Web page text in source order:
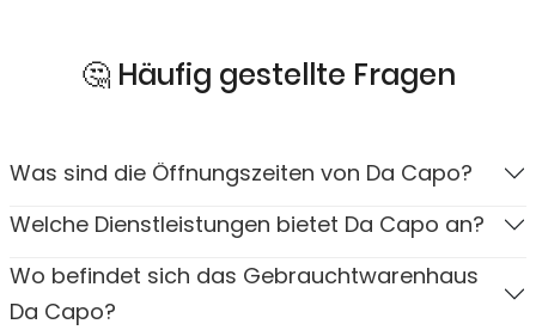
🤔 Häufig gestellte Fragen
Was sind die Öffnungszeiten von Da Capo?
Welche Dienstleistungen bietet Da Capo an?
Wo befindet sich das Gebrauchtwarenhaus
Da Capo?